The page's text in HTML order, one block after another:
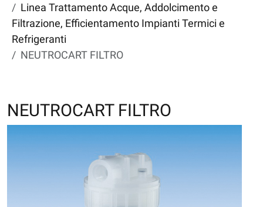
Linea Trattamento Acque, Addolcimento e
Filtrazione, Efficientamento Impianti Termici e
Refrigeranti
NEUTROCART FILTRO
NEUTROCART FILTRO